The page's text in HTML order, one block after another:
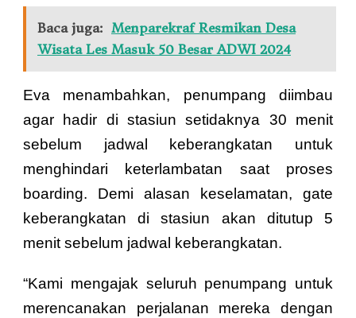
Baca juga: Menparekraf Resmikan Desa
Wisata Les Masuk 50 Besar ADWI 2024
Eva menambahkan, penumpang diimbau
agar hadir di stasiun setidaknya 30 menit
sebelum jadwal keberangkatan untuk
menghindari keterlambatan saat proses
boarding. Demi alasan keselamatan, gate
keberangkatan di stasiun akan ditutup 5
menit sebelum jadwal keberangkatan.
“Kami mengajak seluruh penumpang untuk
merencanakan perjalanan mereka dengan